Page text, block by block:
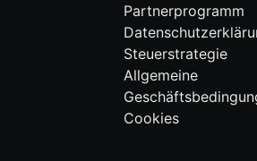
Partnerprogramm
Steuerstrategie
Allgemeine
Cookies